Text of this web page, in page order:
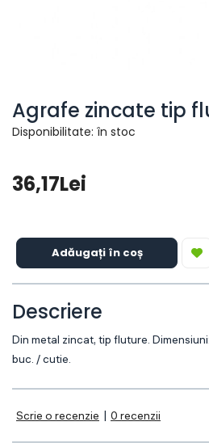
Agrafe zincate tip
Disponibilitate: în stoc
36,17Lei
Adăugați în coș
Descriere
Din metal zincat, tip fluture.
buc. / cutie.
Scrie o recenzie | 0 recenzii